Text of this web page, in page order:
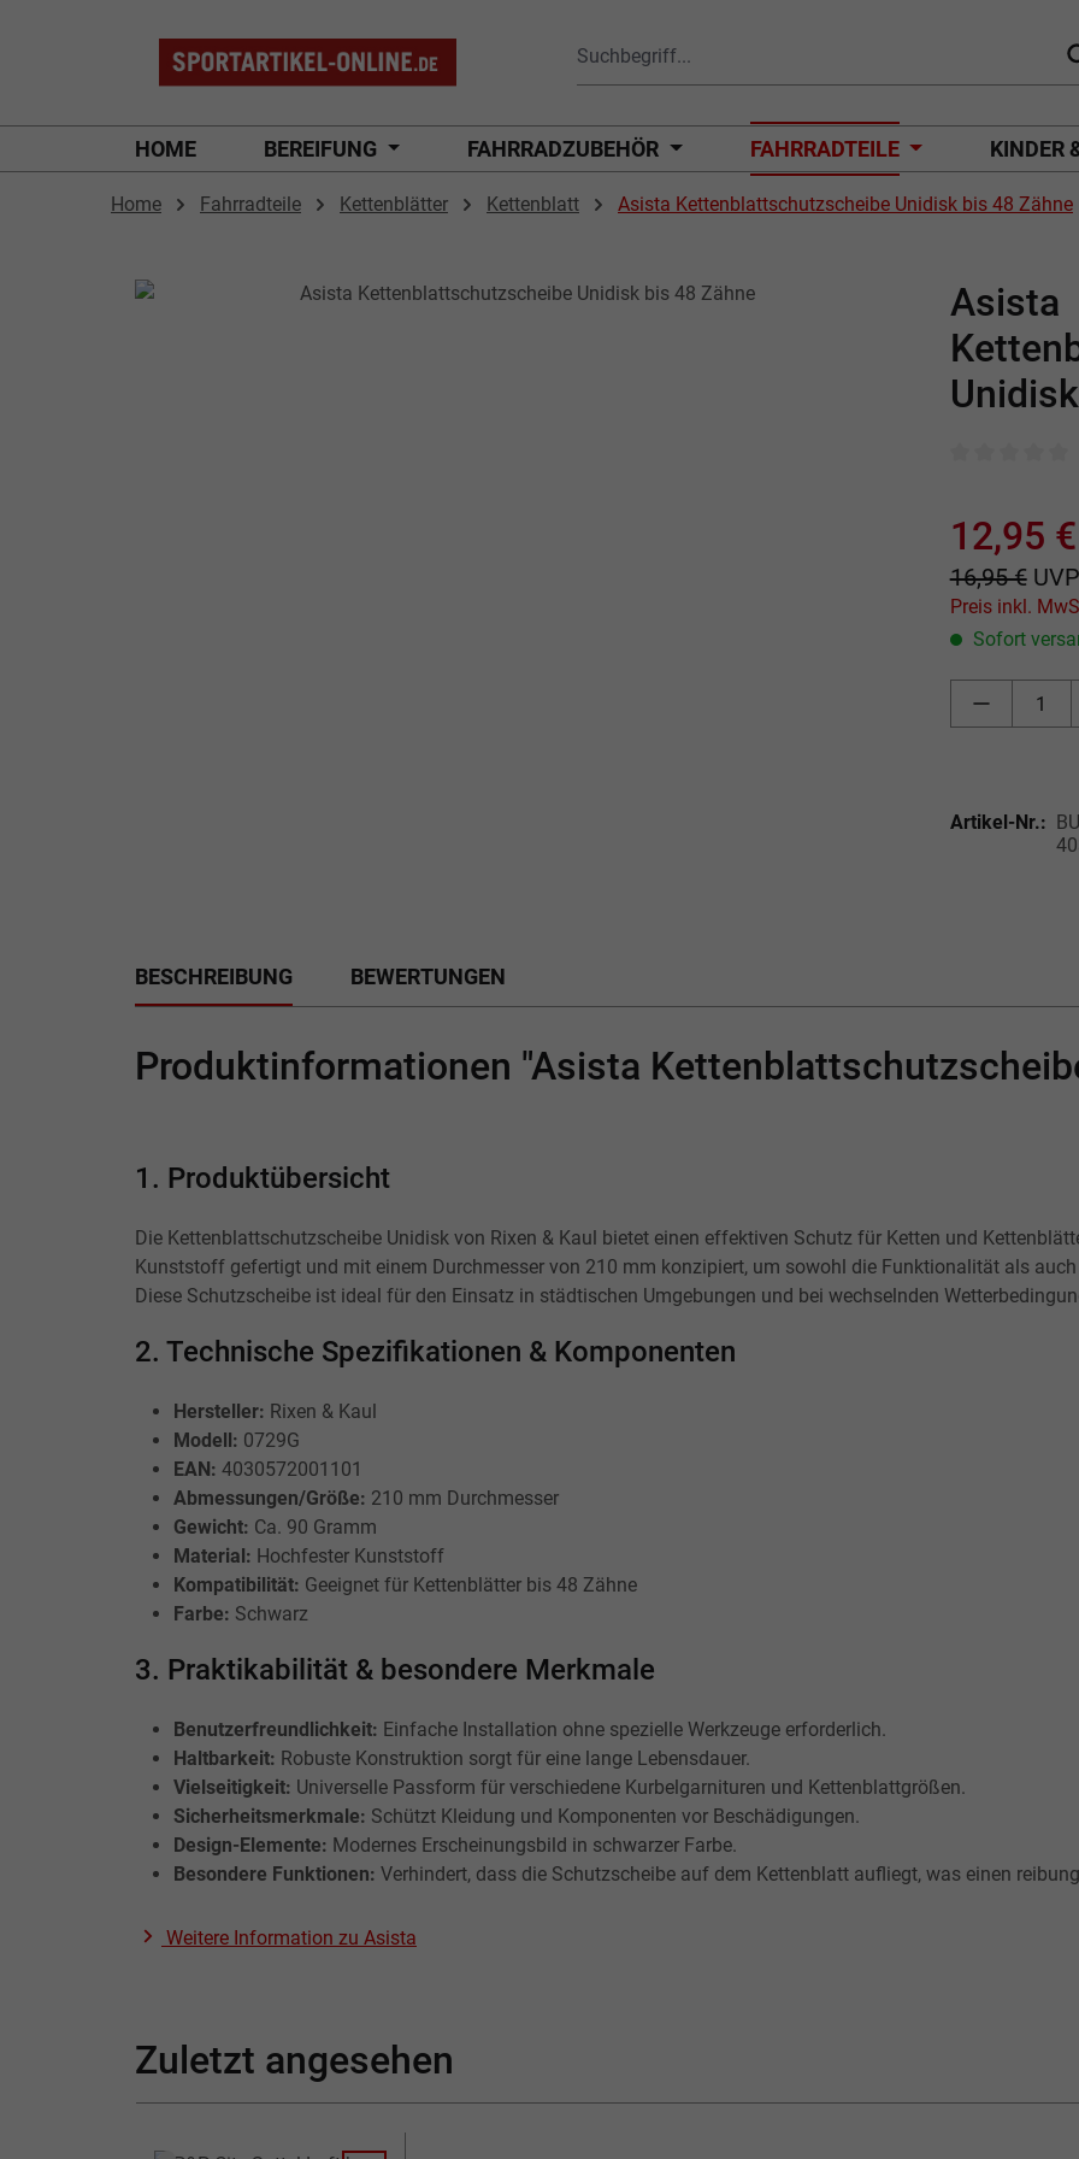
HOME BEREIFUNG FAHRRADZUBEHÖR FAHRRADTEILE KINDER
Home Fahrradteile Kettenblätter Kettenblatt
Asista Kettenblattschutzscheibe Unidisk bis 48 Zähne
Asista
12,95 €
16,95 € UVP
Sofort
Artikel-Nr.:
BESCHREIBUNG BEWERTUNGEN
Produktinformationen "Asista
1. Produktübersicht
Die Kettenblattschutzscheibe Unidisk von Rixen & Kaul bietet einen effektiven Schutz für Ketten und
Kunststoff gefertigt und mit einem Durchmesser von 210 mm konzipiert, um sowohl die Funktionalität als
Diese Schutzscheibe ist ideal für den Einsatz in städtischen Umgebungen und bei wechselnden
2. Technische Spezifikationen & Komponenten
Hersteller: Rixen & Kaul
Modell: 0729G
EAN: 4030572001101
Abmessungen/Größe: 210 mm Durchmesser
Gewicht: Ca. 90 Gramm
Material: Hochfester Kunststoff
Kompatibilität: Geeignet für Kettenblätter bis 48 Zähne
Farbe: Schwarz
3. Praktikabilität & besondere Merkmale
Benutzerfreundlichkeit: Einfache Installation ohne spezielle Werkzeuge erforderlich.
Haltbarkeit: Robuste Konstruktion sorgt für eine lange Lebensdauer.
Vielseitigkeit: Universelle Passform für verschiedene Kurbelgarnituren und Kettenblattgrößen.
Sicherheitsmerkmale: Schützt Kleidung und Komponenten vor Beschädigungen.
Design-Elemente: Modernes Erscheinungsbild in schwarzer Farbe.
Besondere Funktionen: Verhindert, dass die Schutzscheibe auf dem Kettenblatt aufliegt, was einen
Weitere Information zu Asista
Zuletzt angesehen